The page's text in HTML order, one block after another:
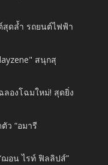
ดล้ำ รถยนต์ไฟฟ้า
สนุกสุ
องโฉมใหม่! สุดยิ่ง
ว “อมารี
ฌอน ไรท์ ฟิลลิปส์”